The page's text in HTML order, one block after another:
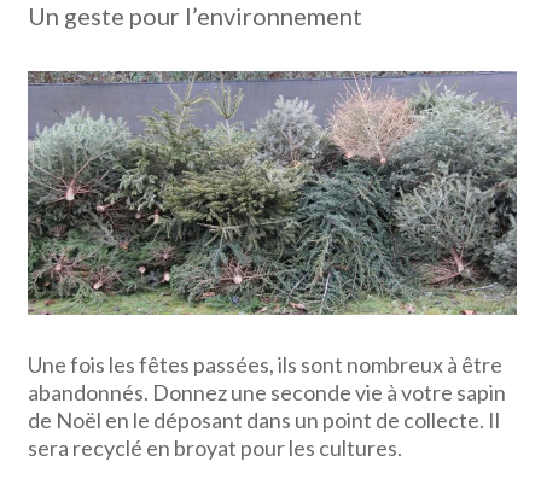
Un geste pour l’environnement
Une fois les fêtes passées, ils sont nombreux à être
abandonnés. Donnez une seconde vie à votre sapin
de Noël en le déposant dans un point de collecte. Il
sera recyclé en broyat pour les cultures.